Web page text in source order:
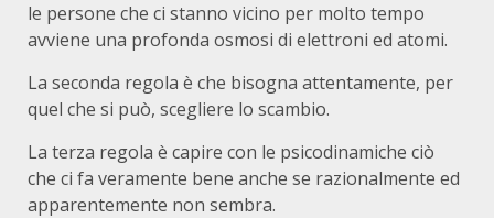
le persone che ci stanno vicino per molto tempo
avviene una profonda osmosi di elettroni ed atomi.
La seconda regola è che bisogna attentamente, per
quel che si può, scegliere lo scambio.
La terza regola è capire con le psicodinamiche ciò
che ci fa veramente bene anche se razionalmente ed
apparentemente non sembra.